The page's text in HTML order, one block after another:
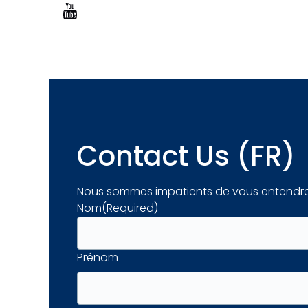
Contact Us (FR)
Nous sommes impatients de vous
Nom(Required)
Prénom